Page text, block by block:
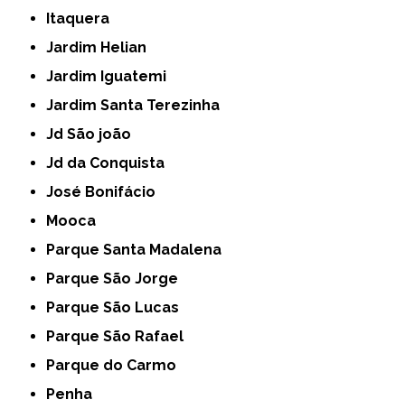
Itaquera
Jardim Helian
Jardim Iguatemi
Jardim Santa Terezinha
Jd São joão
Jd da Conquista
José Bonifácio
Mooca
Parque Santa Madalena
Parque São Jorge
Parque São Lucas
Parque São Rafael
Parque do Carmo
Penha